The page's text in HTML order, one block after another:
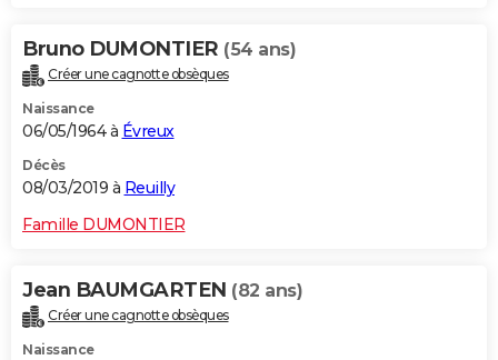
Bruno DUMONTIER (54 ans)
Créer une cagnotte obsèques
Naissance
06/05/1964 à Évreux
Décès
08/03/2019 à Reuilly
Famille DUMONTIER
Jean BAUMGARTEN (82 ans)
Créer une cagnotte obsèques
Naissance